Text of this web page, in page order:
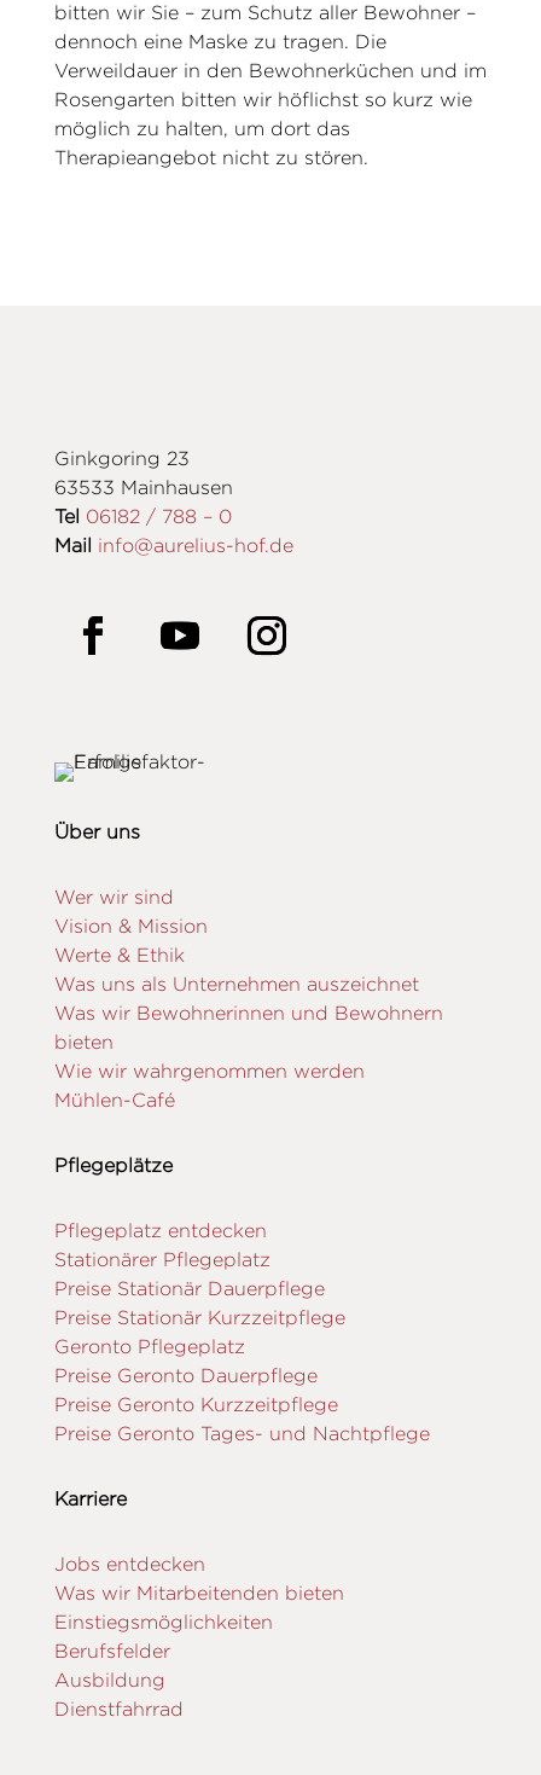
bitten wir Sie – zum Schutz aller Bewohner –
dennoch eine Maske zu tragen. Die
Verweildauer in den Bewohnerküchen und im
Rosengarten bitten wir höflichst so kurz wie
möglich zu halten, um dort das
Therapieangebot nicht zu stören.
Ginkgoring 23
63533 Mainhausen
Tel 06182 / 788 – 0
Mail info@aurelius-hof.de
Über uns
Wer wir sind
Vision & Mission
Werte & Ethik
Was uns als Unternehmen auszeichnet
Was wir Bewohnerinnen und Bewohnern
bieten
Wie wir wahrgenommen werden
Mühlen-Café
Pflegeplätze
Pflegeplatz entdecken
Stationärer Pflegeplatz
Preise Stationär Dauerpflege
Preise Stationär Kurzzeitpflege
Geronto Pflegeplatz
Preise Geronto Dauerpflege
Preise Geronto Kurzzeitpflege
Preise Geronto Tages- und Nachtpflege
Karriere
Jobs entdecken
Was wir Mitarbeitenden bieten
Einstiegsmöglichkeiten
Berufsfelder
Ausbildung
Dienstfahrrad